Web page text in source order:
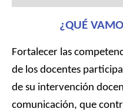
¿QUÉ
Fortalecer las
de los docentes
de su intervención
comunicación, que